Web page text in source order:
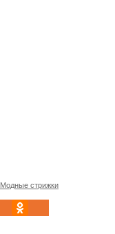
Модные стрижки